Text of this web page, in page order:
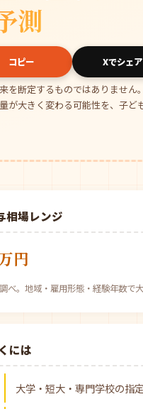
測
コピー Xでシェア
を断定するものではありませ
が大きく変わる可能性を、子
相場レンジ
円
。地域・雇用形態・経験年数で大
には
大学・短大・専門学校の指